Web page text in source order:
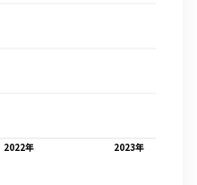
2022年 2023年